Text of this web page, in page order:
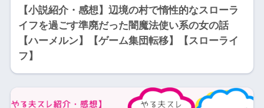
【小説紹介・感想】辺境の村で惰性的なスローラ
イフを過ごす準廃だった闇魔法使い系の女の話
【ハーメルン】【ゲーム集団転移】【スローライ
フ】